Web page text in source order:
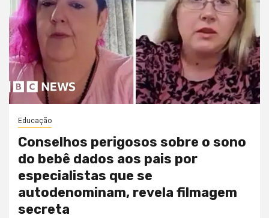
Educação
Conselhos perigosos sobre o sono
do bebê dados aos pais por
especialistas que se
autodenominam, revela filmagem
secreta